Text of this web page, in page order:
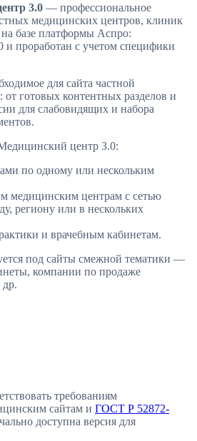
3.0 — профессиональное
медицинских центров, клиник
базе платформы Аспро:
и проработан с учетом специфики
для сайта частной
готовых контентных разделов и
для слабовидящих и набора
центр 3.0:
по одному или нескольким
медицинским центрам с сетью
региону или в нескольких
и врачебным кабинетам.
под сайты смежной тематики —
компании по продаже
требованиям
сайтам и ГОСТ Р 52872-
доступна версия для